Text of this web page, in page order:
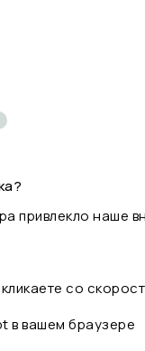
привлекло наше
со
в вашем браузере